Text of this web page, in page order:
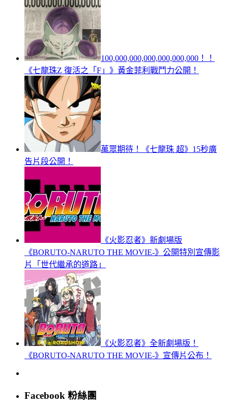
100,000,000,000,000,000,000！！
《七龍珠Z 復活之「F」》黃金菲利戰鬥力公開！
萬眾期待！《七龍珠 超》15秒廣
告片段公開！
《火影忍者》新劇場版
《BORUTO-NARUTO THE MOVIE-》公開特別宣傳影
片「世代繼承的道路」
《火影忍者》全新劇場版！
《BORUTO-NARUTO THE MOVIE-》宣傳片公布！
Facebook 粉絲團